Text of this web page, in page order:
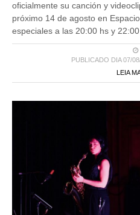
oficialmente su canción y
próximo 14 de agosto en
especiales a las 20:00 hs y
PUBLICADO DIA 07/
LEIA